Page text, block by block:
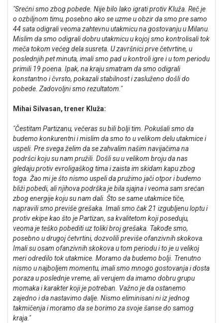
"Srećni smo zbog pobede. Nije bilo lako igrati protiv Kluža. Reč je
o ozbiljnom timu, posebno ako se uzme u obzir da smo pre samo
44 sata odigrali veoma zahtevnu utakmicu na gostovanju u Milanu.
Mislim da smo odigrali dobru utakmicu u kojoj smo kontrolisali tok
meča tokom većeg dela susreta. U završnici prve četvrtine, u
poslednjih pet minuta, imali smo pad u kontroli igre i u tom periodu
primili 19 poena. Ipak, na kraju smatram da smo odigrali
konstantno i čvrsto, pokazali stabilnost i zasluženo došli do
pobede. Zadovoljni smo rezultatom."
Mihai Silvasan, trener Kluža:
"Čestitam Partizanu, večeras su bili bolji tim. Pokušali smo da
budemo konkurentni i mislim da smo to u velikom delu utakmice i
uspeli. Pre svega želim da se zahvalim našim navijačima na
podršci koju su nam pružili. Došli su u velikom broju da nas
gledaju protiv evroligaškog tima i zaista im skidam kapu zbog
toga. Žao mi je što nismo uspeli da pružimo jači otpor i budemo
bliži pobedi, ali njihova podrška je bila sjajna i veoma sam srećan
zbog energije koju su nam dali. Što se same utakmice tiče,
napravili smo previše grešaka. Imali smo čak 21 izgubljenu loptu i
protiv ekipe kao što je Partizan, sa kvalitetom koji poseduju,
veoma je teško pobediti uz toliki broj grešaka. Takođe smo,
posebno u drugoj četvrtini, dozvolili previše ofanzivnih skokova.
Imali su osam ofanzivnih skokova u tom periodu i to je u velikoj
meri odredilo tok utakmice. Moramo da budemo bolji. Trenutno
nismo u najboljem momentu, imali smo mnogo gostovanja i dosta
poraza u poslednje vreme, ali verujem da imamo dobru grupu
momaka i karakter koji je potreban. Važno je da ostanemo
zajedno i da nastavimo dalje. Nismo eliminisani ni iz jednog
takmičenja i moramo da se borimo za svoje šanse do samog
kraja."